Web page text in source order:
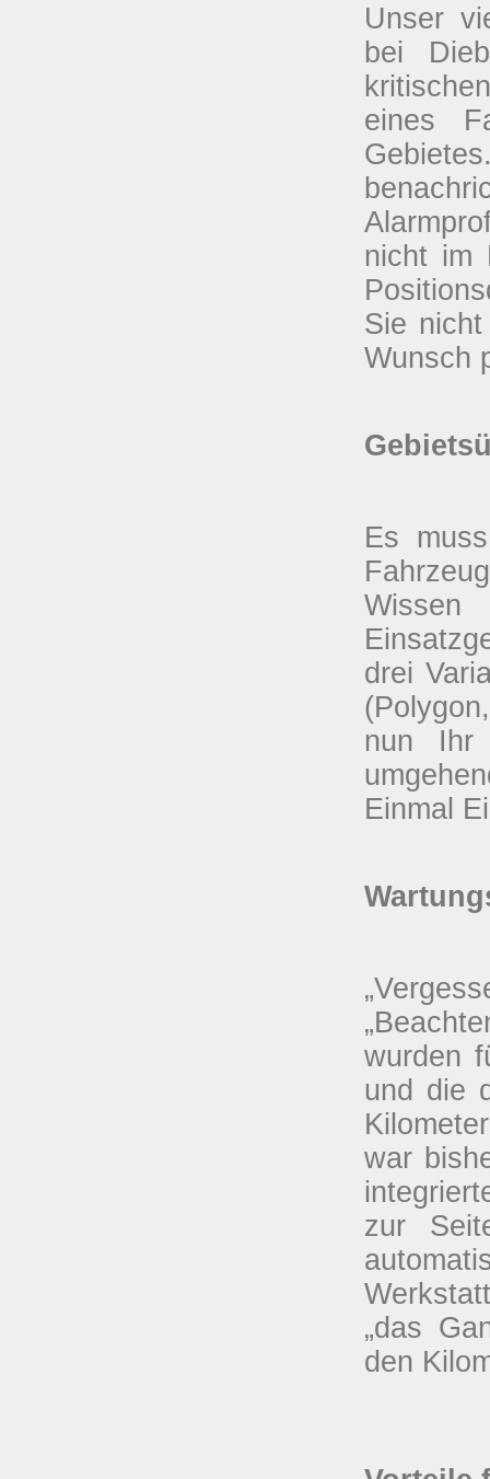
Unser
bei
eines
nicht im
Sie
Wunsch
Es
drei
nun Ihr
Einmal
wurden
und die
war
zur
„das
den